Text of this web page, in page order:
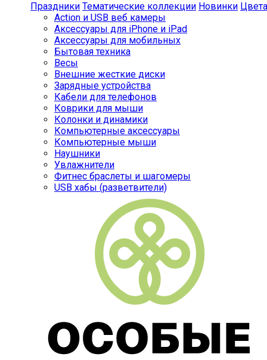
Праздники Тематические коллекции Новинки Цвета
Action и USB веб камеры
Аксессуары для iPhone и iPad
Аксессуары для мобильных
Бытовая техника
Весы
Внешние жесткие диски
Зарядные устройства
Кабели для телефонов
Коврики для мыши
Колонки и динамики
Компьютерные аксессуары
Компьютерные мыши
Наушники
Увлажнители
Фитнес браслеты и шагомеры
USB хабы (разветвители)